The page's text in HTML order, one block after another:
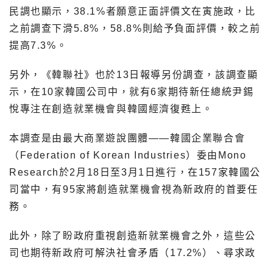
民調也顯示，38.1%者願意正面評價文在寅施政，比
之前調查下滑5.8%，58.8%則給予負面評價，較之前
提高7.3%。
另外，《韓聯社》也於13日報導另份調查，該調查顯
示，在10家韓國公司中，就有6家期待新任總統尹錫
悅專注在創造就業機會與韓國經濟復甦上。
本調查是由最大商業遊說團體——韓國企業聯合會
（Federation of Korean Industries）委由Mono
Research於2月18日至3月1日進行，在157家韓國公
司當中，有95家將創造就業機會視為新政府的首要任
務。
此外，除了盼政府重視創造新就業機會之外，這些公
司也期待新政府可解決社會矛盾（17.2%）、尋求政